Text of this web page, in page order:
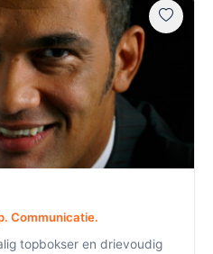
Communicatie.
topbokser en drievoudig